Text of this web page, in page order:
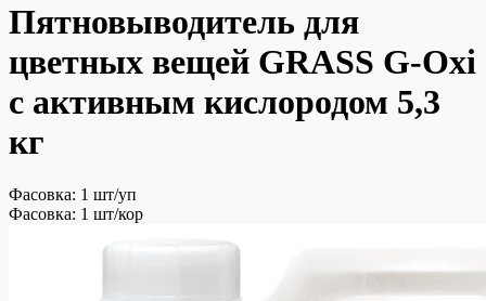
Пятновыводитель для
цветных вещей GRASS G-Oxi
с активным кислородом 5,3
кг
Фасовка: 1 шт/уп
Фасовка: 1 шт/кор